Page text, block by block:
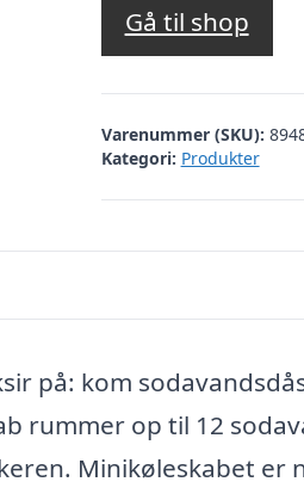
Gå til shop
Varenummer (SKU):
Kategori: Produkter
på: kom
rummer op til 12
Minikøleskabet er